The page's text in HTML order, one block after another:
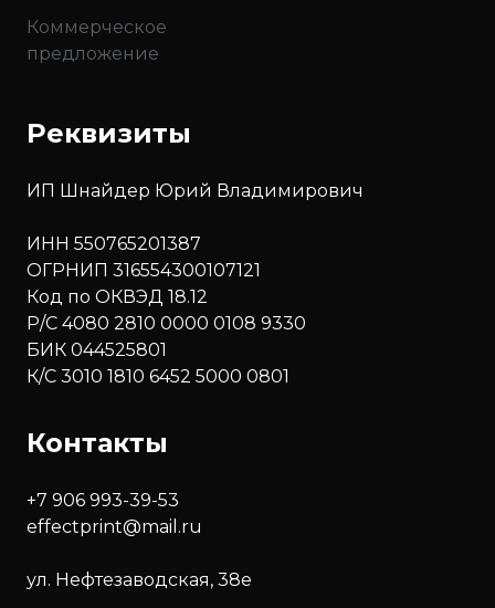
Коммерческое
предложение
Реквизиты
ИП Шнайдер Юрий Владимирович
ИНН 550765201387
ОГРНИП 316554300107121
Код по ОКВЭД 18.12
Р/С 4080 2810 0000 0108 9330
БИК 044525801
К/С 3010 1810 6452 5000 0801
Контакты
+7 906 993-39-53
effectprint@mail.ru
ул. Нефтезаводская, 38е